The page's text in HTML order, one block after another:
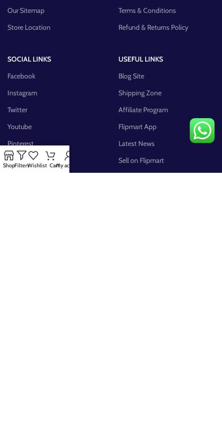
Our Sitemap
Store Location
Terms & Conditions
Refund & Returns Policy
SOCIAL LINKS
Facebook
Instagram
Twitter
Youtube
Pinterest
FB Group
USEFUL LINKS
Blog Site
Shipping Zone
Affiliate Program
Flipmart App
Latest News
Sell on Flipmart
ShopFiltersWishlist CartMy account